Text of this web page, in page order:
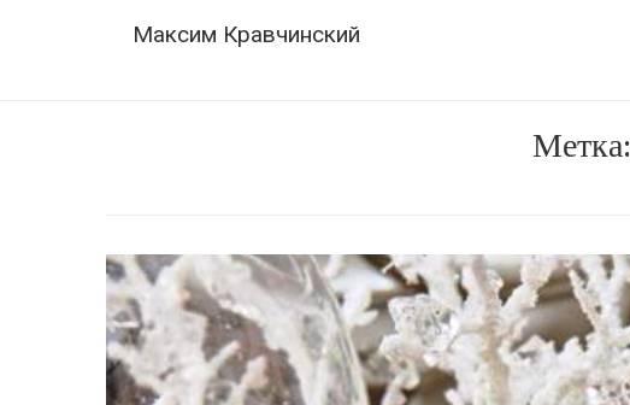
Максим Кравчинский
Navigation
Метка: